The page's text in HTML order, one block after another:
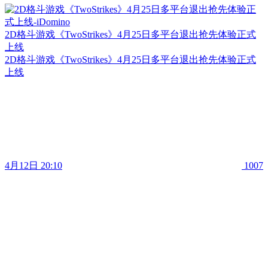
2D格斗游戏《TwoStrikes》4月25日多平台退出抢先体验正式
上线
2D格斗游戏《TwoStrikes》4月25日多平台退出抢先体验正式
上线
4月12日 20:10 1007